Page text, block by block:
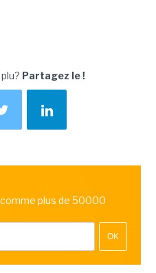
Partagez le !
plus de 50000
OK